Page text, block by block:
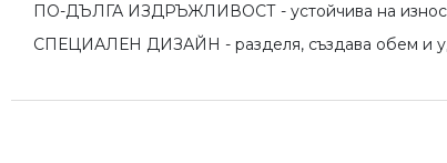
ПО-ДЪЛГА ИЗДРЪЖЛИВОСТ - устойчива на
СПЕЦИАЛЕН ДИЗАЙН - разделя, създава обем и